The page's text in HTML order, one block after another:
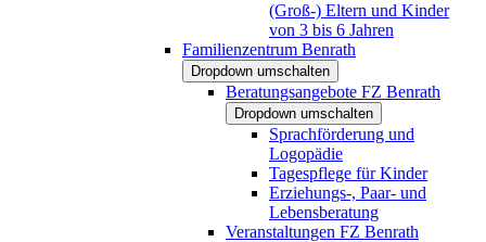
(Groß-) Eltern und Kinder
von 3 bis 6 Jahren
Familienzentrum Benrath
Dropdown umschalten
Beratungsangebote FZ Benrath
Dropdown umschalten
Sprachförderung und
Logopädie
Tagespflege für Kinder
Erziehungs-, Paar- und
Lebensberatung
Veranstaltungen FZ Benrath